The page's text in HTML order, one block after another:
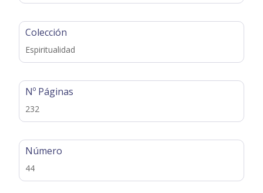
Colección
Espiritualidad
Nº Páginas
232
Número
44